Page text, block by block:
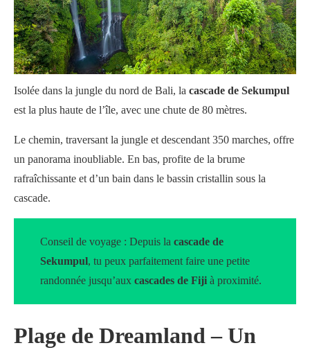
Isolée dans la jungle du nord de Bali, la cascade de Sekumpul
est la plus haute de l’île, avec une chute de 80 mètres.
Le chemin, traversant la jungle et descendant 350 marches, offre
un panorama inoubliable. En bas, profite de la brume
rafraîchissante et d’un bain dans le bassin cristallin sous la
cascade.
Conseil de voyage : Depuis la cascade de
Sekumpul, tu peux parfaitement faire une petite
randonnée jusqu’aux cascades de Fiji à proximité.
Plage de Dreamland – Un